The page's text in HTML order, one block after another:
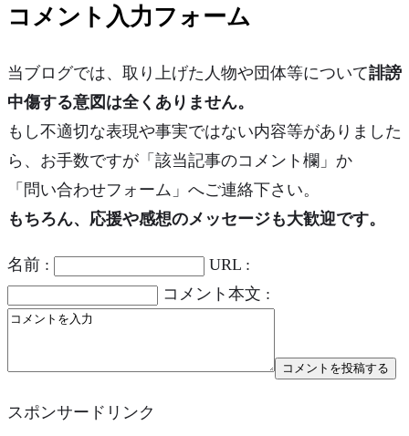
コメント入力フォーム
当ブログでは、取り上げた人物や団体等について誹謗
中傷する意図は全くありません。
もし不適切な表現や事実ではない内容等がありました
ら、お手数ですが「該当記事のコメント欄」か
「問い合わせフォーム」へご連絡下さい。
もちろん、応援や感想のメッセージも大歓迎です。
名前 :
URL :
コメント本文 :
スポンサードリンク